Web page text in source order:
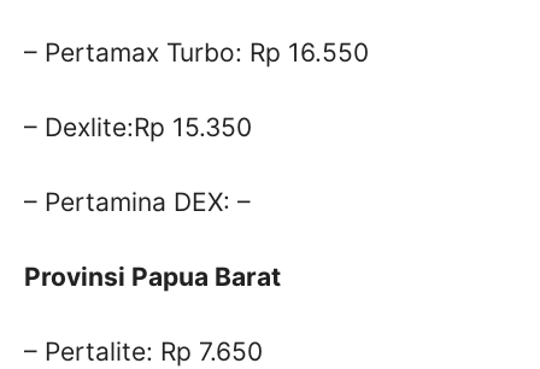
– Pertamax Turbo: Rp 16.550
– Dexlite:Rp 15.350
– Pertamina DEX: –
Provinsi Papua Barat
– Pertalite: Rp 7.650